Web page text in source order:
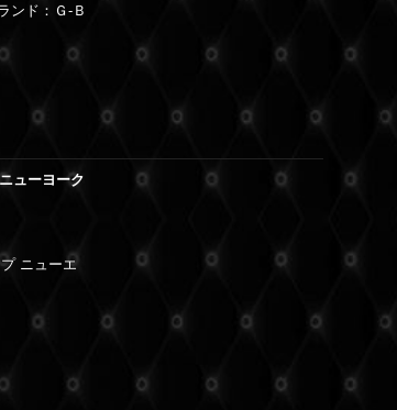
ンド：Ｇ-Ｂ
ューヨーク
ニューエ